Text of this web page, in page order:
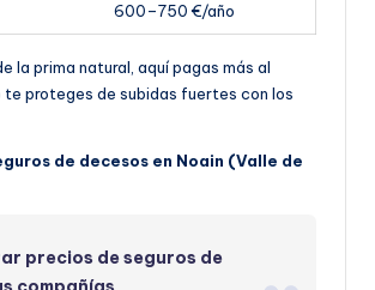
600–750 €/año
la prima natural, aquí pagas más al
te proteges de subidas fuertes con los
de decesos en Noain (Valle de
precios de seguros de